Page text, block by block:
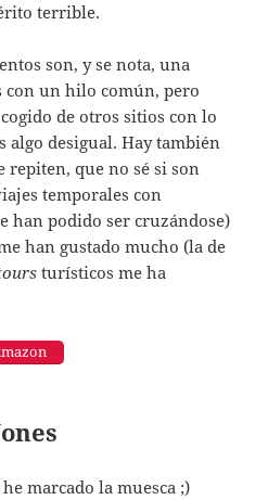
terrible.
son, y se nota, una
con un hilo común, pero
de otros sitios con lo
algo desigual. Hay también
repiten, que no sé si son
temporales con
han podido ser cruzándose)
han gustado mucho (la de
turísticos me ha
marcado la muesca ;)